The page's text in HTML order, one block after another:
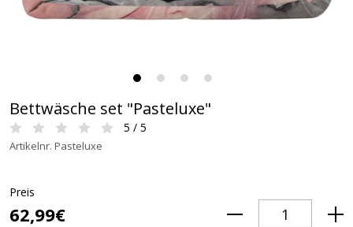
Bettwäsche set "Pasteluxe"
5 / 5
Artikelnr. Pasteluxe
Preis
62,99€